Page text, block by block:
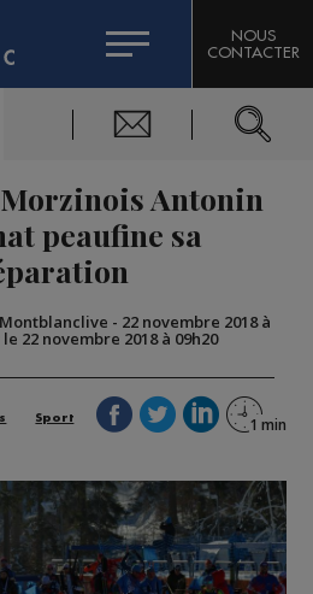
DE L'EXPERT
MACHINERY
DOMAINES SKIABLES
BIGARD
DU MONT-BLANC
NOUS
CONTACTER
Antonin
peaufine sa
- 22 novembre 2018 à
22 novembre 2018 à 09h20
Sport